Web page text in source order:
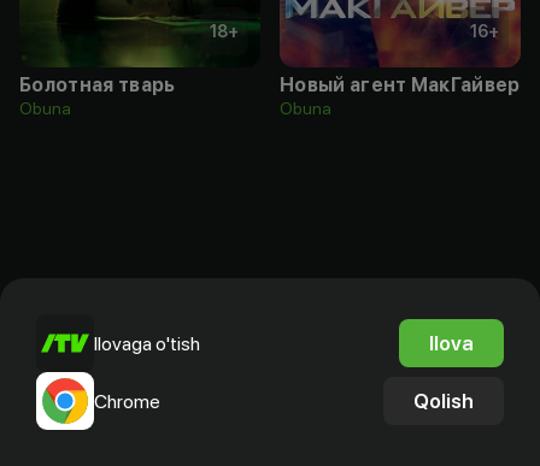
18+
Болотная тварь
Obuna
16+
Новый агент МакГайвер
Obuna
Ilovaga o'tish Ilova
Chrome Qolish